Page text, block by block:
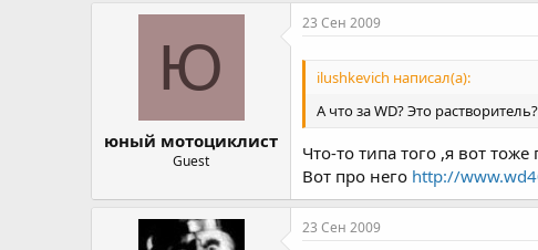
Ю
юный мотоциклист
Guest
23 Сен 2009
ilushkevich написал(а):
А что за WD? Это растворитель?
Что-то типа того ,я вот
Вот про него http://
23 Сен 2009